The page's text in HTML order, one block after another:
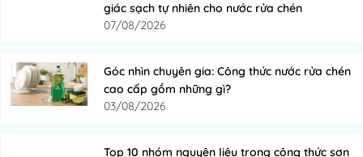
giác sạch tự nhiên cho nước rửa chén
07/08/2026
Góc nhìn chuyên gia: Công thức nước rửa chén
cao cấp gồm những gì?
03/08/2026
Top 10 nhóm nguyên liệu trong công thức sơn